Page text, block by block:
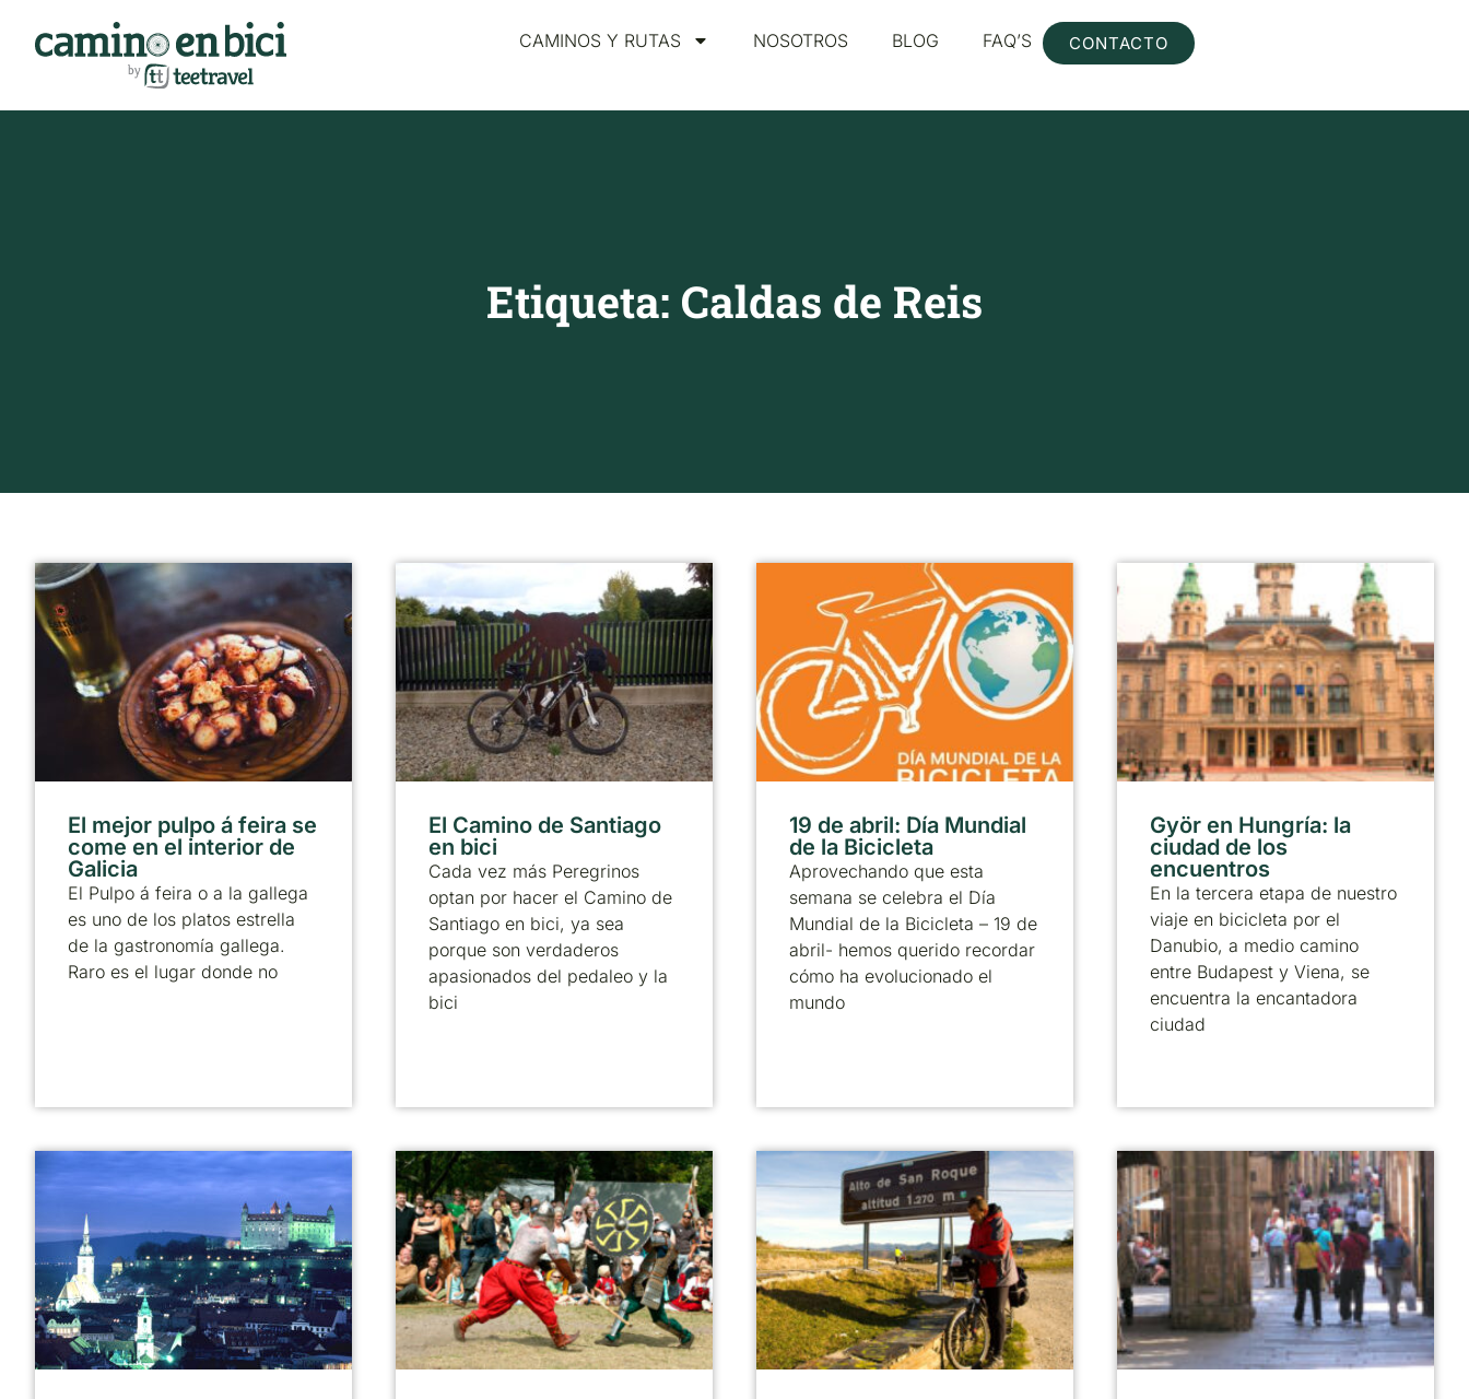
CAMINOS Y RUTAS NOSOTROS BLOG FAQ’S CONTACTO
Etiqueta: Caldas de Reis
El mejor pulpo á feira se
come en el interior de
Galicia
El Pulpo á feira o a la gallega
es uno de los platos estrella
de la gastronomía gallega.
Raro es el lugar donde no
El Camino de Santiago
en bici
Cada vez más Peregrinos
optan por hacer el Camino de
Santiago en bici, ya sea
porque son verdaderos
apasionados del pedaleo y la
bici
19 de abril: Día Mundial
de la Bicicleta
Aprovechando que esta
semana se celebra el Día
Mundial de la Bicicleta – 19 de
abril- hemos querido recordar
cómo ha evolucionado el
mundo
Györ en Hungría: la
ciudad de los
encuentros
En la tercera etapa de nuestro
viaje en bicicleta por el
Danubio, a medio camino
entre Budapest y Viena, se
encuentra la encantadora
ciudad